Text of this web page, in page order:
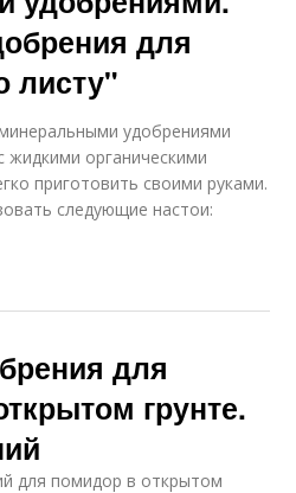
для
листу"
удобрениями
жидкими органическими
приготовить своими руками.
следующие настои:
для
грунте.
для помидор в открытом